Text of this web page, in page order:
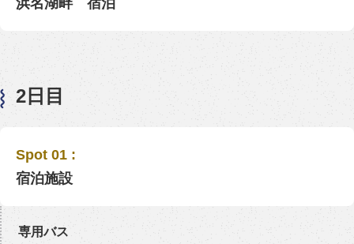
2日目
Spot 01 :
宿泊施設
専用バス